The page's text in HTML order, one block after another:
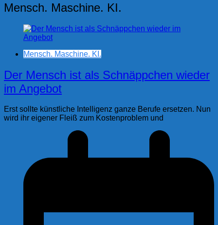
Mensch. Maschine. KI.
Mensch. Maschine. KI.
Der Mensch ist als Schnäppchen wieder
im Angebot
Erst sollte künstliche Intelligenz ganze Berufe ersetzen. Nun
wird ihr eigener Fleiß zum Kostenproblem und